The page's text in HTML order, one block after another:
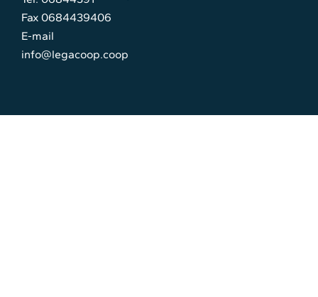
Fax 0684439406
E-mail
info@legacoop.coop